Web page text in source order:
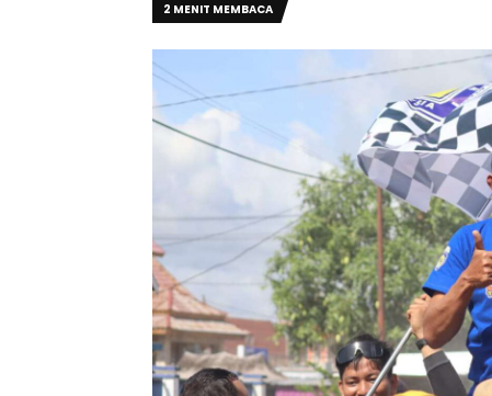
2 MENIT MEMBACA